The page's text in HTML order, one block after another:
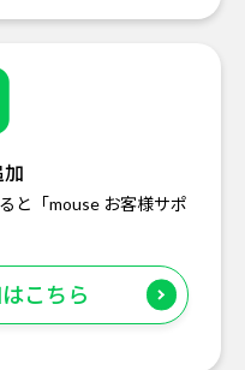
加
と「mouse お客様サポ
こちら